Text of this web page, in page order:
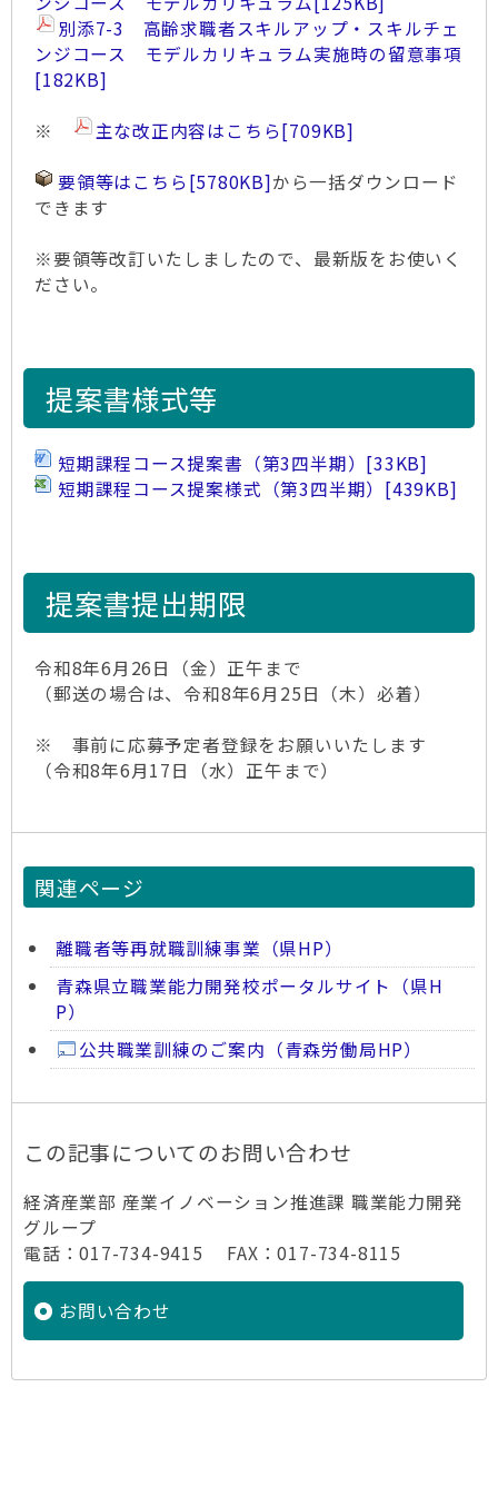
別添7-3 高齢求職者スキルアップ・スキルチェ
ンジコース モデルカリキュラム実施時の留意事項
[182KB]
※
主な改正内容はこちら[709KB]
要領等はこちら[5780KB]から一括ダウンロード
できます
※要領等改訂いたしましたので、最新版をお使いく
ださい。
提案書様式等
短期課程コース提案書（第3四半期） [33KB]
短期課程コース提案様式（第3四半期） [439KB]
提案書提出期限
令和8年6月26日（金）正午まで
（郵送の場合は、令和8年6月25日（木）必着）
※ 事前に応募予定者登録をお願いいたします
（令和8年6月17日（水）正午まで）
関連ページ
離職者等再就職訓練事業（県HP）
青森県立職業能力開発校ポータルサイト（県H
P）
公共職業訓練のご案内（青森労働局HP）
この記事についてのお問い合わせ
経済産業部 産業イノベーション推進課 職業能力開発
グループ
電話：017-734-9415 FAX：017-734-8115
お問い合わせ